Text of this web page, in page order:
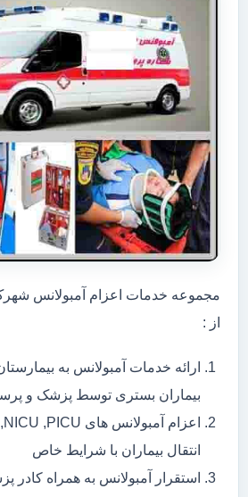
مجموعه خدمات اعزام آمبولانس
از :
ارائه خدمات آمبولانس به
بیماران بستری توسط پزشک و
انتقال بیماران با شرایط خاص
استقرار آمبولانس به همراه کادر